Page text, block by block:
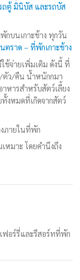
ถตู้ มินิบัส และรถบัส
กบนเกาะช้าง ทุกวัน
ตราด – ที่พักเกาะช้าง
ช้จ่ายเพิ่มเติม ดังนี้ ที่
ตัว/คืน น้ำหนักกมา
หารสำหรับสัตว์เลี้ยง
งหมดที่เกิดจากสัตว์
ภายในที่พัก
หมาะ โดยคำนึงถึง
ฟอร์รี่และรีสอร์ทที่พัก